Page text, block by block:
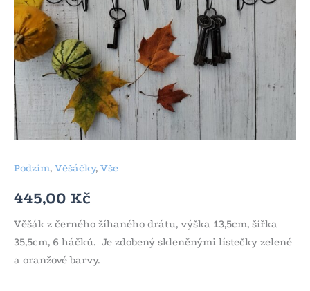
Podzim, Věšáčky, Vše
445,00 Kč
Věšák z černého žíhaného drátu, výška 13,5cm, šířka
35,5cm, 6 háčků. Je zdobený skleněnými lístečky zelené
a oranžové barvy.